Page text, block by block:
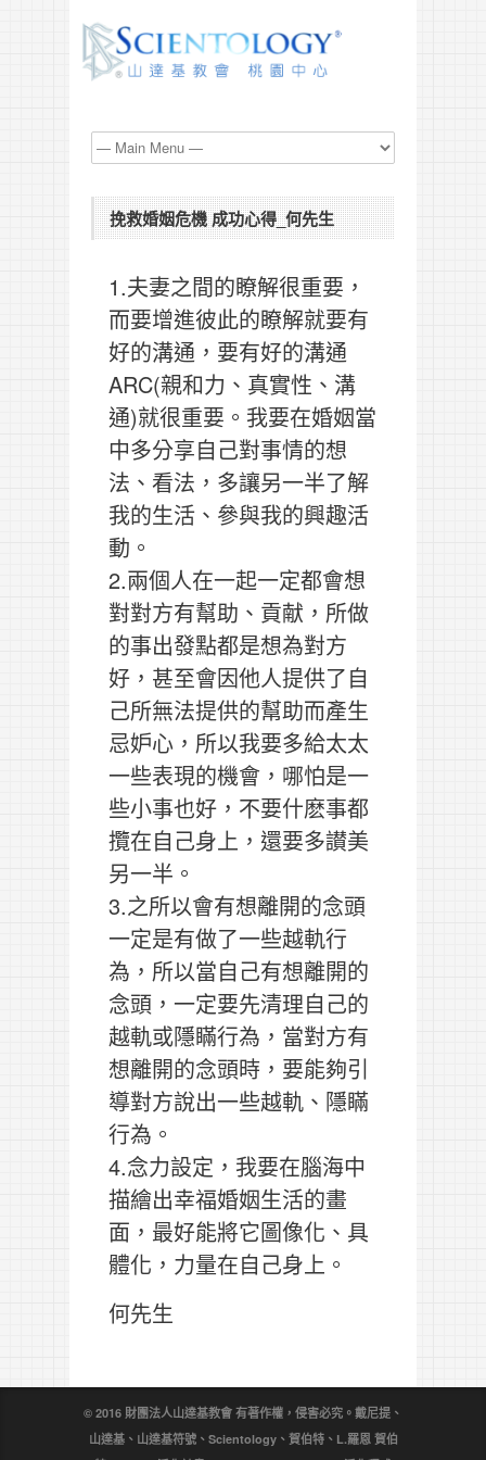
挽救婚姻危機 成功心得_何先生
1.夫妻之間的瞭解很重要，
而要增進彼此的瞭解就要有
好的溝通，要有好的溝通
ARC(親和力、真實性、溝
通)就很重要。我要在婚姻當
中多分享自己對事情的想
法、看法，多讓另一半了解
我的生活、參與我的興趣活
動。
2.兩個人在一起一定都會想
對對方有幫助、貢献，所做
的事出發點都是想為對方
好，甚至會因他人提供了自
己所無法提供的幫助而產生
忌妒心，所以我要多給太太
一些表現的機會，哪怕是一
些小事也好，不要什麽事都
攬在自己身上，還要多讃美
另一半。
3.之所以會有想離開的念頭
一定是有做了一些越軌行
為，所以當自己有想離開的
念頭，一定要先清理自己的
越軌或隱瞞行為，當對方有
想離開的念頭時，要能夠引
導對方說出一些越軌、隱瞞
行為。
4.念力設定，我要在腦海中
描繪出幸福婚姻生活的畫
面，最好能將它圖像化、具
體化，力量在自己身上。
何先生
© 2016 財團法人山達基教會 有著作權，侵害必究。戴尼提、
山達基、山達基符號、Scientology、賀伯特、L.羅恩 賀伯